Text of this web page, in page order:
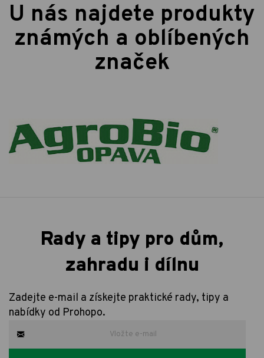
U nás najdete produkty
známých a oblíbených
značek
Rady a tipy pro dům,
zahradu i dílnu
Zadejte e-mail a získejte praktické rady, tipy a
nabídky od Prohopo.